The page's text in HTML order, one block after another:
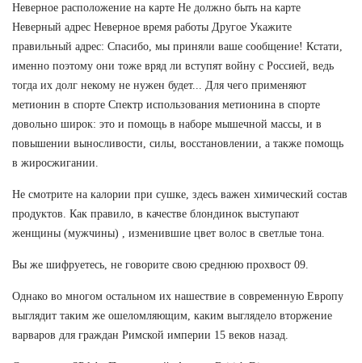
Неверное расположение на карте Не должно быть на карте
Неверный адрес Неверное время работы Другое Укажите
правильный адрес: Спасибо, мы приняли ваше сообщение! Кстати,
именно поэтому они тоже вряд ли вступят войну с Россией, ведь
тогда их долг некому не нужен будет... Для чего применяют
метионин в спорте Спектр использования метионина в спорте
довольно широк: это и помощь в наборе мышечной массы, и в
повышении выносливости, силы, восстановлении, а также помощь
в жиросжигании.
Не смотрите на калории при сушке, здесь важен химический состав
продуктов. Как правило, в качестве блондинок выступают
женщины (мужчины) , изменившие цвет волос в светлые тона.
Вы же шифруетесь, не говорите свою среднюю прохвост 09.
Однако во многом остальном их нашествие в современную Европу
выглядит таким же ошеломляющим, каким выглядело вторжение
варваров для граждан Римской империи 15 веков назад.